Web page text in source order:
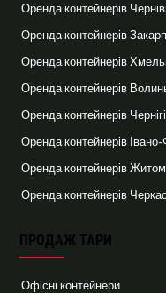
Оренда контейнерів
Оренда контейнерів
Оренда контейнерів
Оренда контейнерів
Оренда контейнерів
Оренда контейнерів Івано-
Оренда контейнерів
Оренда контейнерів
ПРОДАЖ ТАРИ
Офісні контейнери